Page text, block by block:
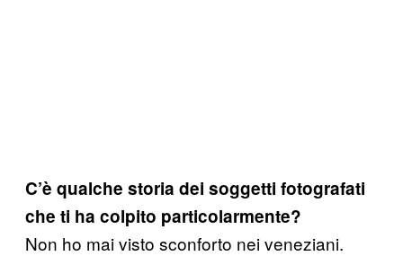
C’è qualche storia dei soggetti fotografati
che ti ha colpito particolarmente?
Non ho mai visto sconforto nei veneziani.